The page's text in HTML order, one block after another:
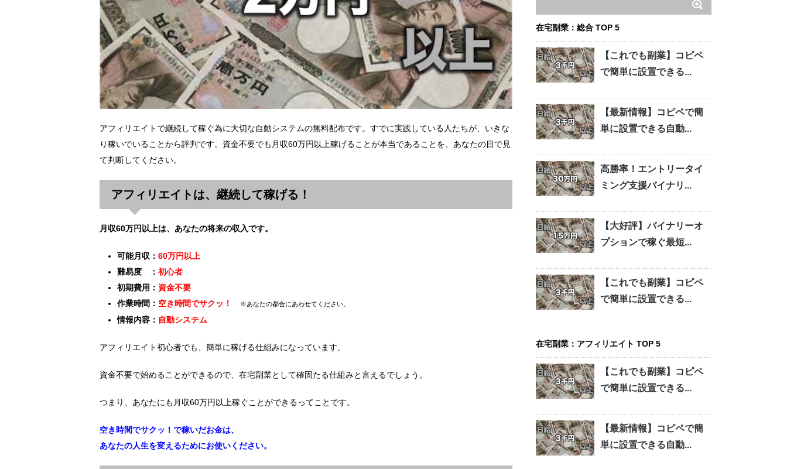
アフィリエイトで継続して稼ぐ為に大切な自動システムの無料配布です。すでに実践している人たちが、いきな
り稼いでいることから評判です。資金不要でも月収60万円以上稼げることが本当であることを、あなたの目で見
て判断してください。
アフィリエイトは、継続して稼げる！
月収60万円以上は、あなたの将来の収入です。
可能月収： 60万円以上
難易度 ： 初心者
初期費用： 資金不要
作業時間： 空き時間でサクッ！ ※あなたの都合にあわせてください。
情報内容： 自動システム
アフィリエイト初心者でも、簡単に稼げる仕組みになっています。
資金不要で始めることができるので、在宅副業として確固たる仕組みと言えるでしょう。
つまり、あなたにも月収60万円以上稼ぐことができるってことです。
空き時間でサクッ！で稼いだお金は、
あなたの人生を変えるためにお使いください。
在宅副業：総合 TOP 5
【これでも副業】コピペ
で簡単に設置できる...
【最新情報】コピペで簡
単に設置できる自動...
高勝率！エントリータイ
ミング支援バイナリ...
【大好評】バイナリーオ
プションで稼ぐ最短...
【これでも副業】コピペ
で簡単に設置できる...
在宅副業：アフィリエイト TOP 5
【これでも副業】コピペ
で簡単に設置できる...
【最新情報】コピペで簡
単に設置できる自動...